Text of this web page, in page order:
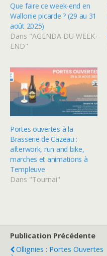
Que faire ce week-end en
Wallonie picarde ? (29 au 31
août 2025)
Dans "AGENDA DU WEEK-
END"
Portes ouvertes à la
Brasserie de Cazeau :
afterwork, run and bike,
marches et animations à
Templeuve
Dans "Tournai"
Publication Précédente
Ollignies : Portes Ouvertes